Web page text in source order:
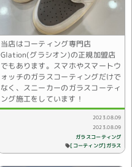
当店はコーティング専門店
Glation(グラシオン)の正規加盟店
でもあります。スマホやスマートウ
ォッチのガラスコーティングだけで
なく、スニーカーのガラスコーティ
ング施工をしています！
2023.08.09
2023.08.09
ガラスコーティング
[コーティング]ガラス